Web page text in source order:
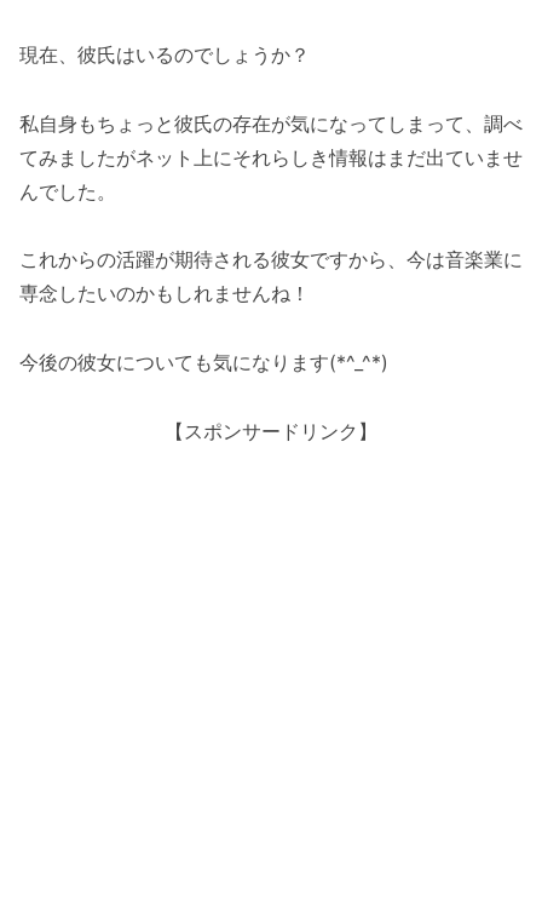
現在、彼氏はいるのでしょうか？
私自身もちょっと彼氏の存在が気になってしまって、調べ
てみましたがネット上にそれらしき情報はまだ出ていませ
んでした。
これからの活躍が期待される彼女ですから、今は音楽業に
専念したいのかもしれませんね！
今後の彼女についても気になります(*^_^*)
【スポンサードリンク】